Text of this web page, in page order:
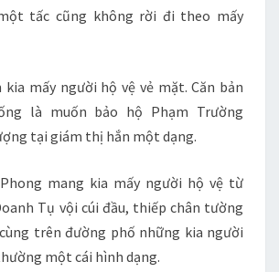
tấc cũng không rời đi theo mấy
kia mấy người hộ vệ vẻ mặt. Căn bản
là muốn bảo hộ Phạm Trường
tại giám thị hắn một dạng.
mang kia mấy người hộ vệ từ
Tụ vội cúi đầu, thiếp chân tường
trên đường phố những kia người
một cái hình dạng.